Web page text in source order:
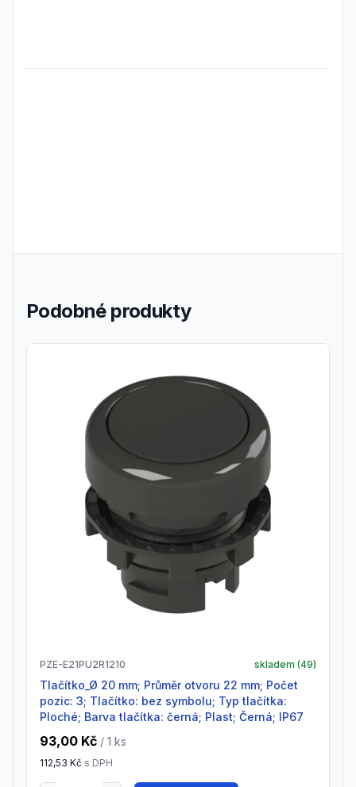
Podobné produkty
PZE-E21PU2R1210 skladem (49)
Tlačítko_Ø 20 mm; Průměr otvoru 22 mm; Počet
pozic: 3; Tlačítko: bez symbolu; Typ tlačítka:
Ploché; Barva tlačítka: černá; Plast; Černá; IP67
93,00 Kč / 1 ks
112,53 Kč s DPH